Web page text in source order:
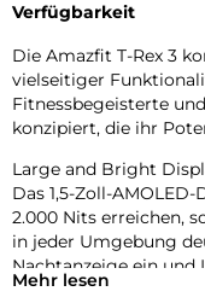
Verfügbarkeit
Die Amazfit T-Rex 3
vielseitiger
Fitnessbegeisterte
konzipiert, die ihr
Large and Bright
Das 1,5-Zoll-
2.000 Nits erreichen,
in jeder Umgebung
Nachtanzeige ein und
Rot, Grün oder Orange
Mehr lesen